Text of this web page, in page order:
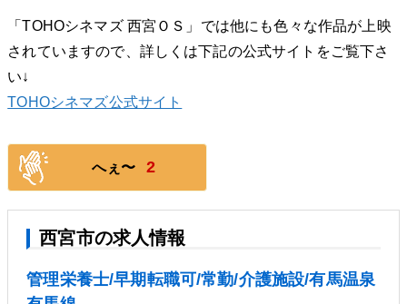
「TOHOシネマズ 西宮ＯＳ」では他にも色々な作品が上映
されていますので、詳しくは下記の公式サイトをご覧下さ
い↓
TOHOシネマズ公式サイト
へぇ〜 2
西宮市の求人情報
管理栄養士/早期転職可/常勤/介護施設/有馬温泉